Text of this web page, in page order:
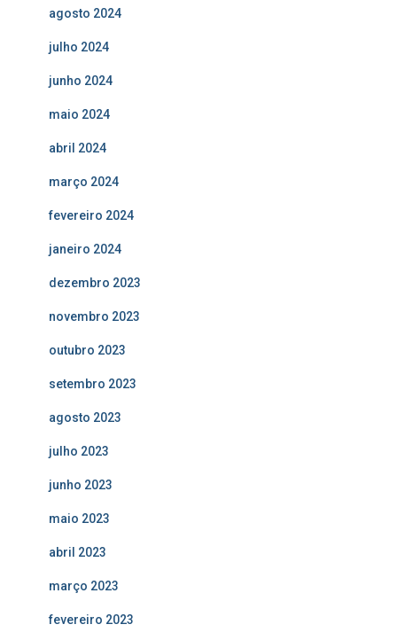
agosto 2024
julho 2024
junho 2024
maio 2024
abril 2024
março 2024
fevereiro 2024
janeiro 2024
dezembro 2023
novembro 2023
outubro 2023
setembro 2023
agosto 2023
julho 2023
junho 2023
maio 2023
abril 2023
março 2023
fevereiro 2023